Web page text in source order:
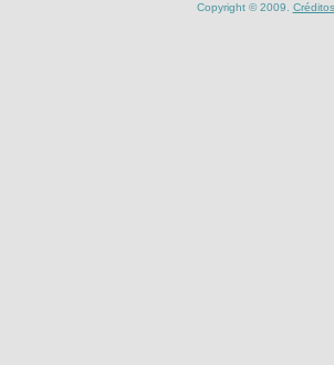
Copyright © 2009. Créditos